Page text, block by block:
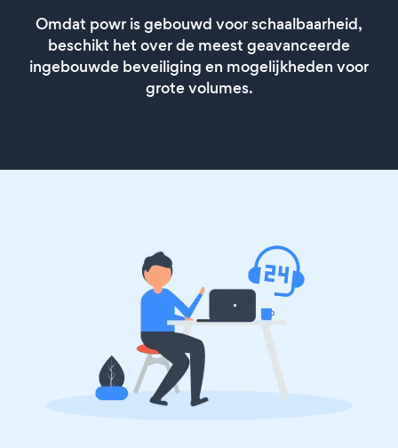
Omdat powr is gebouwd voor schaalbaarheid,
beschikt het over de meest geavanceerde
ingebouwde beveiliging en mogelijkheden voor
grote volumes.